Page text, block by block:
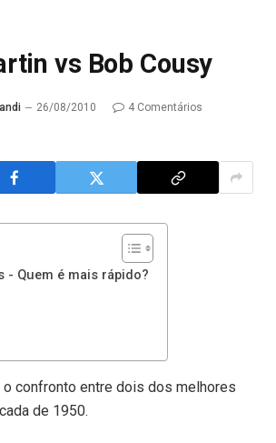
vs Bob Cousy
26/08/2010
4 Comentários
- Quem é mais rápido?
confronto entre dois dos melhores
de 1950.